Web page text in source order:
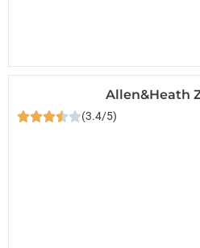
Allen&Heath
(3.4/5)